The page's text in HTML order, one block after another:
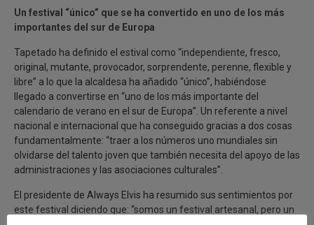
Un festival “único” que se ha convertido en uno de los más
importantes del sur de Europa
Tapetado ha definido el estival como “independiente, fresco,
original, mutante, provocador, sorprendente, perenne, flexible y
libre” a lo que la alcaldesa ha añadido “único”, habiéndose
llegado a convertirse en “uno de los más importante del
calendario de verano en el sur de Europa”. Un referente a nivel
nacional e internacional que ha conseguido gracias a dos cosas
fundamentalmente: “traer a los números uno mundiales sin
olvidarse del talento joven que también necesita del apoyo de las
administraciones y las asociaciones culturales”.
El presidente de Always Elvis ha resumido sus sentimientos por
este festival diciendo que: “somos un festival artesanal, pero un